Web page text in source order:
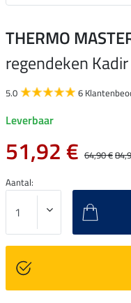
THERMO
regendeken
5.0 6
Leverbaar
51,92 € 64,90 €
Aantal: